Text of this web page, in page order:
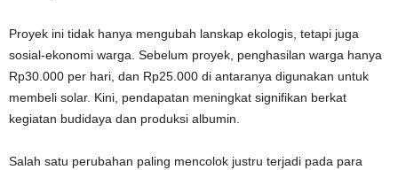
Proyek ini tidak hanya mengubah lanskap ekologis, tetapi juga
sosial-ekonomi warga. Sebelum proyek, penghasilan warga hanya
Rp30.000 per hari, dan Rp25.000 di antaranya digunakan untuk
membeli solar. Kini, pendapatan meningkat signifikan berkat
kegiatan budidaya dan produksi albumin.
Salah satu perubahan paling mencolok justru terjadi pada para